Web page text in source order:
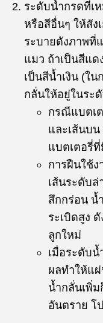
ระดับน้ำกรดที่เ
หรือสีอื่นๆ ให้สัง
ระบายดังภาพที่
แมว ถ้าเป็นสีแด
เป็นสีน้ำเงิน (ใ
กลั่นให้อยู่ในระ
กรณีแบตเ
และเส้นบ
แบตเตอรี่
การฝืนใช้
เส้นระดับ
สึกกร่อน น้
ระเบิดสูง
ลูกใหม่
เมื่อระดับ
ผลทำให้แ
น้ำกลั่นเพิ่
อันตราย โ